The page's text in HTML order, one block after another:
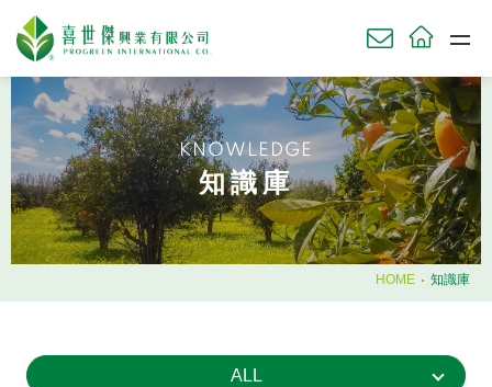
關於我們
草坪產品 TURF
農業產品
園藝產品
KNOWLEDGE
知識庫
HOME 知識庫
ALL